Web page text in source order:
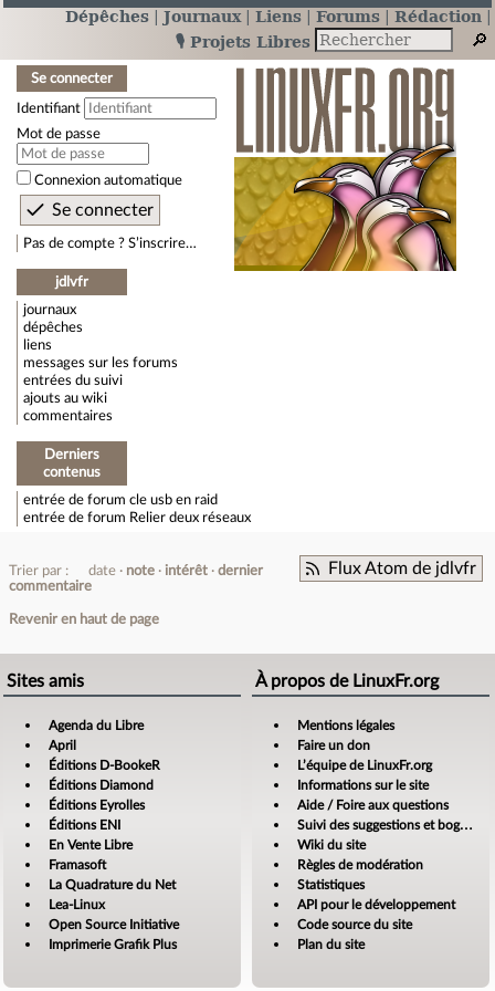
Dépêches Journaux Liens Forums
Rédaction
🎙️ Projets Libres
Se connecter
Identifiant
Mot de passe
Connexion automatique
Pas de compte ? S’inscrire…
jdlvfr
journaux
dépêches
liens
messages sur les forums
entrées du suivi
ajouts au wiki
commentaires
Derniers
contenus
entrée de forum cle usb en raid
entrée de forum Relier deux réseaux
Flux Atom de jdlvfr
Trier par : date note intérêt
dernier
commentaire
Revenir en haut de page
Sites amis
Agenda du Libre
April
Éditions D-BookeR
Éditions Diamond
Éditions Eyrolles
Éditions ENI
En Vente Libre
Framasoft
La Quadrature du Net
Lea-Linux
Open Source Initiative
Imprimerie Grafik Plus
À propos de LinuxFr.org
Mentions légales
Faire un don
L’équipe de LinuxFr.org
Informations sur le site
Aide / Foire aux questions
Suivi des suggestions et bogues
Wiki du site
Règles de modération
Statistiques
API pour le développement
Code source du site
Plan du site